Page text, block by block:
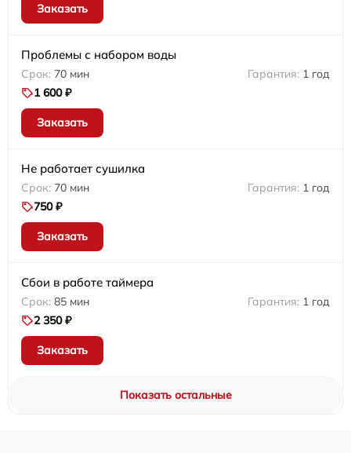
Заказать
Проблемы с набором воды
70 мин
1 год
1 600 ₽
Заказать
Не работает сушилка
70 мин
1 год
750 ₽
Заказать
Сбои в работе таймера
85 мин
1 год
2 350 ₽
Заказать
Показать остальные